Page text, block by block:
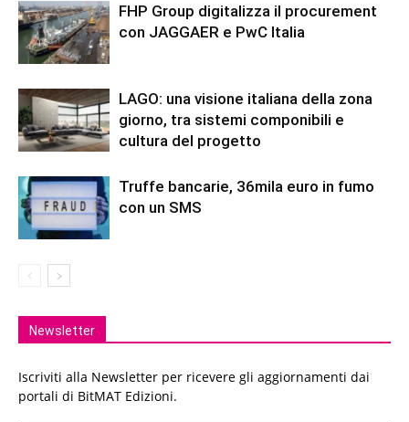
FHP Group digitalizza il procurement
con JAGGAER e PwC Italia
LAGO: una visione italiana della zona
giorno, tra sistemi componibili e
cultura del progetto
Truffe bancarie, 36mila euro in fumo
con un SMS
Newsletter
Iscriviti alla Newsletter per ricevere gli aggiornamenti dai
portali di BitMAT Edizioni.